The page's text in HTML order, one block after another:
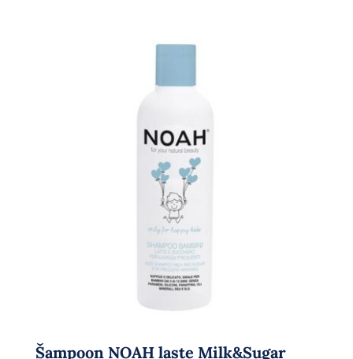
Šampoon NOAH laste Milk&Sugar